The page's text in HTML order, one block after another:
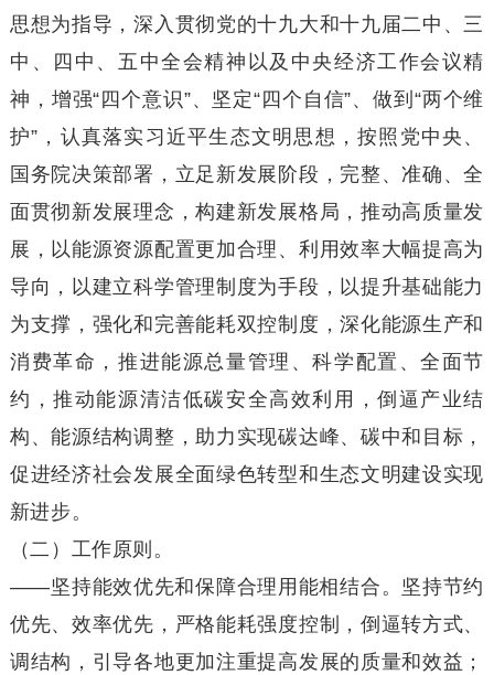
思想为指导，深入贯彻党的十九大和十九届二中、三
中、四中、五中全会精神以及中央经济工作会议精
神，增强“四个意识”、坚定“四个自信”、做到“两个维
护”，认真落实习近平生态文明思想，按照党中央、
国务院决策部署，立足新发展阶段，完整、准确、全
面贯彻新发展理念，构建新发展格局，推动高质量发
展，以能源资源配置更加合理、利用效率大幅提高为
导向，以建立科学管理制度为手段，以提升基础能力
为支撑，强化和完善能耗双控制度，深化能源生产和
消费革命，推进能源总量管理、科学配置、全面节
约，推动能源清洁低碳安全高效利用，倒逼产业结
构、能源结构调整，助力实现碳达峰、碳中和目标，
促进经济社会发展全面绿色转型和生态文明建设实现
新进步。
（二）工作原则。
——坚持能效优先和保障合理用能相结合。坚持节约
优先、效率优先，严格能耗强度控制，倒逼转方式、
调结构，引导各地更加注重提高发展的质量和效益；